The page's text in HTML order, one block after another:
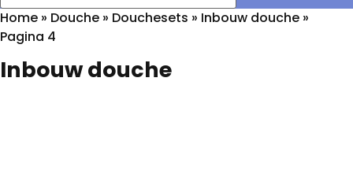
Home » Douche » Douchesets » Inbouw douche »
Pagina 4
Inbouw douche